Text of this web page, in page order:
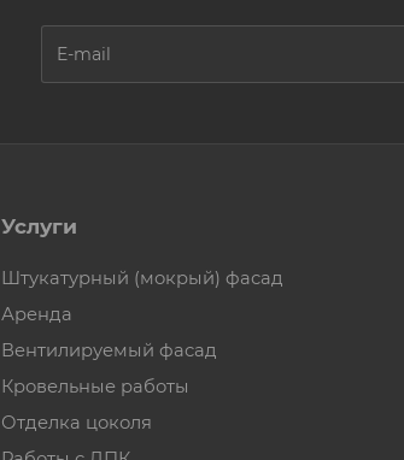
Услуги
Штукатурный (мокрый) фасад
Аренда
Вентилируемый фасад
Кровельные работы
Отделка цоколя